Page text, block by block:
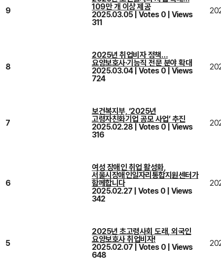
9
109만 개 이상 제공
2025.03.05
Votes 0
Views
311
8
2025년 취업비자 정책…
요양보호사·기능직 전문 분야 확대
2025.03.04
Votes 0
Views
724
7
보건복지부, ‘2025년
고령자친화기업 공모 사업’ 추진
2025.02.28
Votes 0
Views
316
6
여성 장애인 취업 활성화,
서울시장애인일자리통합지원센터가
함께합니다
2025.02.27
Votes 0
Views
342
5
2025년 초고령사회 도래, 외국인
요양보호사 취업비자!
2025.02.07
Votes 0
Views
648